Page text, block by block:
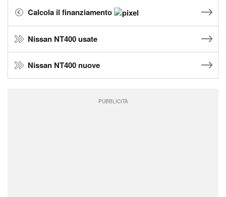
Calcola il finanziamento
Nissan NT400 usate
Nissan NT400 nuove
PUBBLICITÀ